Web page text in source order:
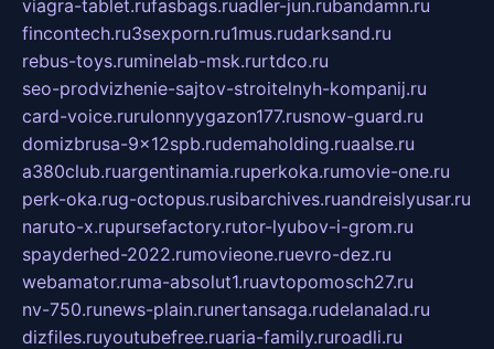
viagra-tablet.rufasbags.ruadler-jun.rubandamn.ru
fincontech.ru3sexporn.ru1mus.rudarksand.ru
rebus-toys.ruminelab-msk.rurtdco.ru
seo-prodvizhenie-sajtov-stroitelnyh-kompanij.ru
card-voice.rurulonnyygazon177.rusnow-guard.ru
domizbrusa-9x12spb.rudemaholding.ruaalse.ru
a380club.ruargentinamia.ruperkoka.rumovie-one.ru
perk-oka.rug-octopus.rusibarchives.ruandreislyusar.ru
naruto-x.rupursefactory.rutor-lyubov-i-grom.ru
spayderhed-2022.rumovieone.ruevro-dez.ru
webamator.ruma-absolut1.ruavtopomosch27.ru
nv-750.runews-plain.runertansaga.rudelanalad.ru
dizfiles.ruyoutubefree.ruaria-family.ruroadli.ru